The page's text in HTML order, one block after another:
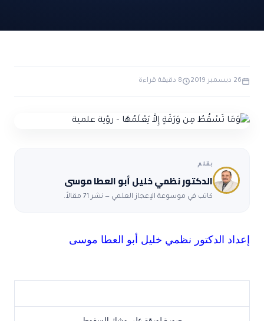
الاعجاز البياني و اللغوي في القرآن
الاعجاز التشريعي في القرآن
مسلمين جدد
حول القراّن
تواصل معنا
26 ديسمبر 2019 8 دقيقة قراءة
بقلم
الدكتور نظمي خليل أبو العطا موسى
كاتب في موسوعة الإعجاز العلمي — نشر 71 مقالاً.
إعداد الدكتور نظمي خليل أبو العطا موسى